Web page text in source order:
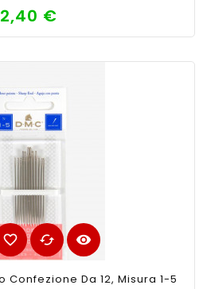
2,40 €
favorite_border cached visibility
Confezione Da 12, Misura 1-5